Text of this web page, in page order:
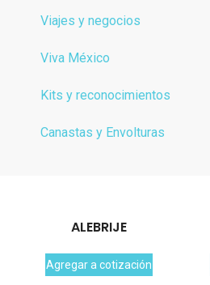
ALEBRIJE
Agregar a cotización
Viajes y negocios
Viva México
Kits y reconocimientos
Canastas y Envolturas